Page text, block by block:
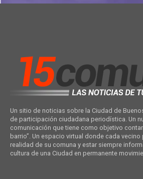
Un sitio de noticias sobre la Ciudad de
de participación ciudadana periodística. Un
comunicación que tiene como objetivo
barrio”. Un espacio virtual donde cada
realidad de su comuna y estar siempre
cultura de una Ciudad en permanente